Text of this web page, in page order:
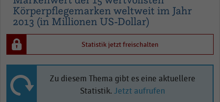
Körperpflegemarken weltweit im Jahr
2013 (in Millionen US-Dollar)
Statistik jetzt freischalten
Zu diesem Thema gibt es eine aktuellere
Statistik. Jetzt aufrufen